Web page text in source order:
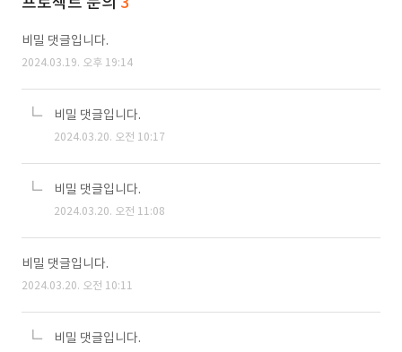
비밀 댓글입니다.
2024.03.19. 오후 19:14
비밀 댓글입니다.
2024.03.20. 오전 10:17
비밀 댓글입니다.
2024.03.20. 오전 11:08
비밀 댓글입니다.
2024.03.20. 오전 10:11
비밀 댓글입니다.